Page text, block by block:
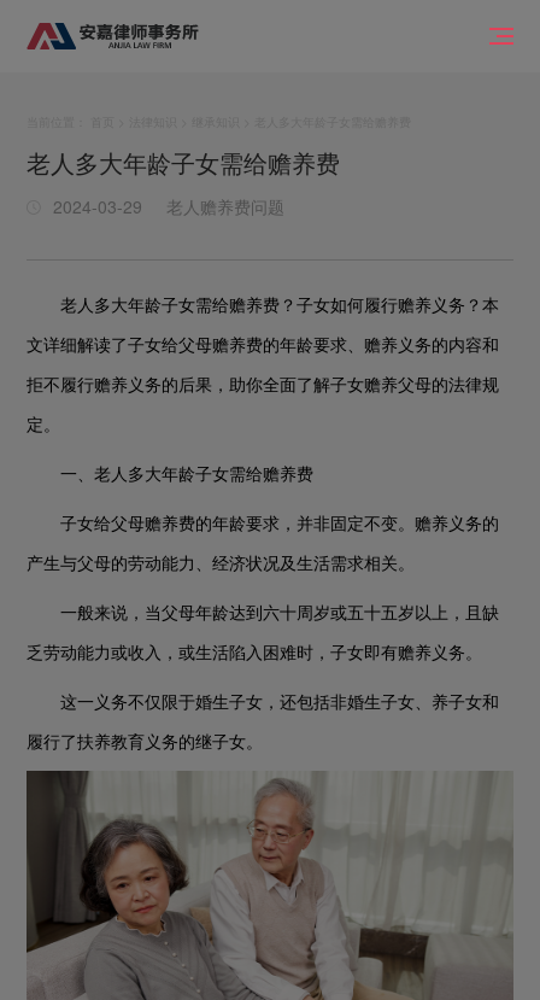
老人多大年龄子女需给赡养费
2024-03-29 老人赡养费问题
老人多大年龄子女需给赡养费？子女如何履行赡养义务？本
文详细解读了子女给父母赡养费的年龄要求、赡养义务的内容和
拒不履行赡养义务的后果，助你全面了解子女赡养父母的法律规
定。
一、老人多大年龄子女需给赡养费
子女给父母赡养费的年龄要求，并非固定不变。赡养义务的
产生与父母的劳动能力、经济状况及生活需求相关。
一般来说，当父母年龄达到六十周岁或五十五岁以上，且缺
乏劳动能力或收入，或生活陷入困难时，子女即有赡养义务。
这一义务不仅限于婚生子女，还包括非婚生子女、养子女和
履行了扶养教育义务的继子女。